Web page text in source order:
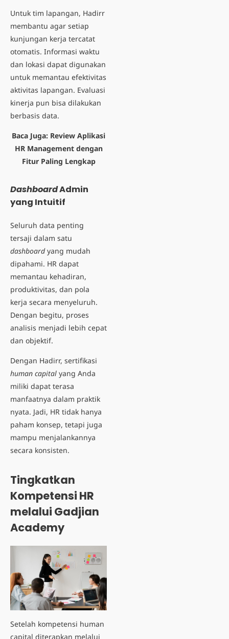
Untuk tim lapangan, Hadirr
membantu agar setiap
kunjungan kerja tercatat
otomatis. Informasi waktu
dan lokasi dapat digunakan
untuk memantau efektivitas
aktivitas lapangan. Evaluasi
kinerja pun bisa dilakukan
berbasis data.
Baca Juga: Review Aplikasi
HR Management dengan
Fitur Paling Lengkap
DashboardAdmin
yang Intuitif
Seluruh data penting
tersaji dalam satu
dashboardyang mudah
dipahami. HR dapat
memantau kehadiran,
produktivitas, dan pola
kerja secara menyeluruh.
Dengan begitu, proses
analisis menjadi lebih cepat
dan objektif.
Dengan Hadirr, sertifikasi
human capital yang Anda
miliki dapat terasa
manfaatnya dalam praktik
nyata. Jadi, HR tidak hanya
paham konsep, tetapi juga
mampu menjalankannya
secara konsisten.
Tingkatkan
Kompetensi HR
melalui Gadjian
Academy
Setelah kompetensi human
capital diterapkan melalui